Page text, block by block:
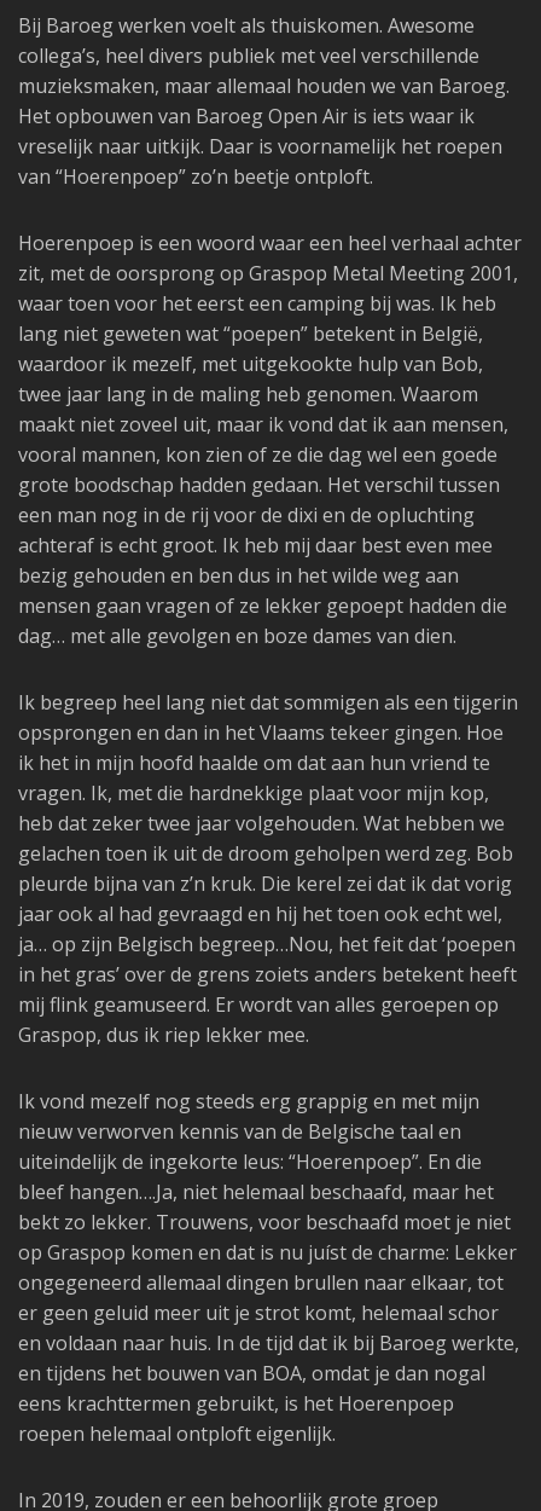
Bij Baroeg werken voelt als thuiskomen. Awesome
collega’s, heel divers publiek met veel verschillende
muzieksmaken, maar allemaal houden we van Baroeg.
Het opbouwen van Baroeg Open Air is iets waar ik
vreselijk naar uitkijk. Daar is voornamelijk het roepen
van “Hoerenpoep” zo’n beetje ontploft.
Hoerenpoep is een woord waar een heel verhaal achter
zit, met de oorsprong op Graspop Metal Meeting 2001,
waar toen voor het eerst een camping bij was. Ik heb
lang niet geweten wat “poepen” betekent in België,
waardoor ik mezelf, met uitgekookte hulp van Bob,
twee jaar lang in de maling heb genomen. Waarom
maakt niet zoveel uit, maar ik vond dat ik aan mensen,
vooral mannen, kon zien of ze die dag wel een goede
grote boodschap hadden gedaan. Het verschil tussen
een man nog in de rij voor de dixi en de opluchting
achteraf is echt groot. Ik heb mij daar best even mee
bezig gehouden en ben dus in het wilde weg aan
mensen gaan vragen of ze lekker gepoept hadden die
dag… met alle gevolgen en boze dames van dien.
Ik begreep heel lang niet dat sommigen als een tijgerin
opsprongen en dan in het Vlaams tekeer gingen. Hoe
ik het in mijn hoofd haalde om dat aan hun vriend te
vragen. Ik, met die hardnekkige plaat voor mijn kop,
heb dat zeker twee jaar volgehouden. Wat hebben we
gelachen toen ik uit de droom geholpen werd zeg. Bob
pleurde bijna van z’n kruk. Die kerel zei dat ik dat vorig
jaar ook al had gevraagd en hij het toen ook echt wel,
ja… op zijn Belgisch begreep…Nou, het feit dat ‘poepen
in het gras’ over de grens zoiets anders betekent heeft
mij flink geamuseerd. Er wordt van alles geroepen op
Graspop, dus ik riep lekker mee.
Ik vond mezelf nog steeds erg grappig en met mijn
nieuw verworven kennis van de Belgische taal en
uiteindelijk de ingekorte leus: “Hoerenpoep”. En die
bleef hangen….Ja, niet helemaal beschaafd, maar het
bekt zo lekker. Trouwens, voor beschaafd moet je niet
op Graspop komen en dat is nu juíst de charme: Lekker
ongegeneerd allemaal dingen brullen naar elkaar, tot
er geen geluid meer uit je strot komt, helemaal schor
en voldaan naar huis. In de tijd dat ik bij Baroeg werkte,
en tijdens het bouwen van BOA, omdat je dan nogal
eens krachttermen gebruikt, is het Hoerenpoep
roepen helemaal ontploft eigenlijk.
In 2019, zouden er een behoorlijk grote groep